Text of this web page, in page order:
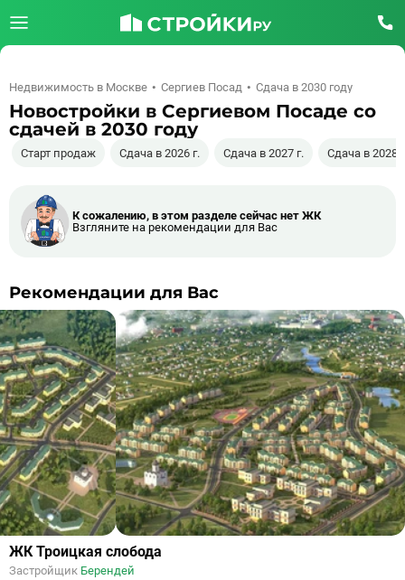
Недвижимость в Москве Сергиев Посад Сдача в 2030 году
Новостройки в Сергиевом Посаде со
сдачей в 2030 году
Старт продаж Сдача в 2026 г. Сдача в 2027 г. Сдача в 2028
К сожалению, в этом разделе сейчас нет ЖК
Взгляните на рекомендации для Вас
Рекомендации для Вас
ЖК Троицкая слобода
Застройщик Берендей